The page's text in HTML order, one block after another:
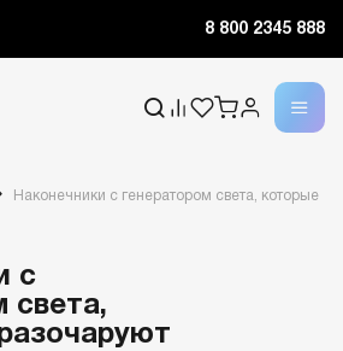
8 800 2345 888
Наконечники с генератором света, которые
с
света,